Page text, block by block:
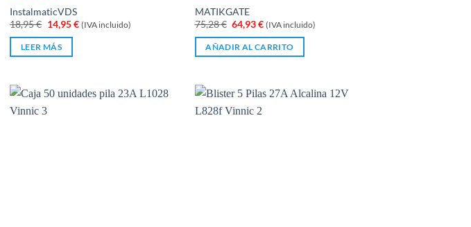
Valorado
con4.86
de 5
InstalmaticVDS
18,95€ El
precio
original
era:
14,95€El
precio
(IVA incluido)
LEER MÁS
Valorado
con
0
de
MATIKGATE
75,28€ El
precio
original
era:
64,93€El
precio
actual
es:
(IVA incluido)
AÑADIR AL CARRITO